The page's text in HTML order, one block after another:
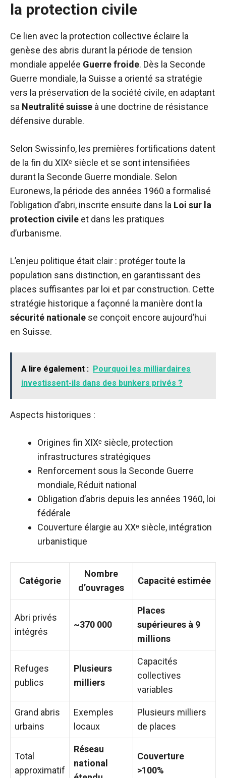
la protection civile
Ce lien avec la protection collective éclaire la
genèse des abris durant la période de tension
mondiale appelée Guerre froide. Dès la Seconde
Guerre mondiale, la Suisse a orienté sa stratégie
vers la préservation de la société civile, en adaptant
sa Neutralité suisse à une doctrine de résistance
défensive durable.
Selon Swissinfo, les premières fortifications datent
de la fin du XIXᵉ siècle et se sont intensifiées
durant la Seconde Guerre mondiale. Selon
Euronews, la période des années 1960 a formalisé
l’obligation d’abri, inscrite ensuite dans la Loi sur la
protection civile et dans les pratiques
d’urbanisme.
L’enjeu politique était clair : protéger toute la
population sans distinction, en garantissant des
places suffisantes par loi et par construction. Cette
stratégie historique a façonné la manière dont la
sécurité nationale se conçoit encore aujourd’hui
en Suisse.
A lire également : Pourquoi les milliardaires
investissent-ils dans des bunkers privés ?
Aspects historiques :
Origines fin XIXᵉ siècle, protection
infrastructures stratégiques
Renforcement sous la Seconde Guerre
mondiale, Réduit national
Obligation d’abris depuis les années 1960, loi
fédérale
Couverture élargie au XXᵉ siècle, intégration
urbanistique
Catégorie
Nombre
d’ouvrages
Capacité estimée
Abri privés
intégrés
~370 000
Places
supérieures à 9
millions
Refuges
publics
Plusieurs
milliers
Capacités
collectives
variables
Grand abris
urbains
Exemples
locaux
Plusieurs milliers
de places
Total
approximatif
Réseau
national
Couverture
>100%